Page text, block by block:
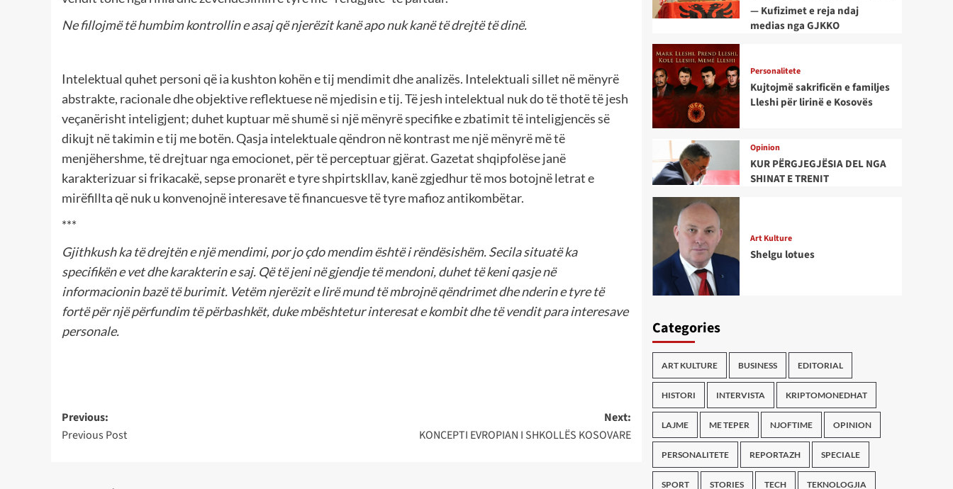
Ne fillojmë të humbim kontrollin e asaj që njerëzit kanë apo nuk kanë të drejtë të dinë.
Intelektual quhet personi që ia kushton kohën e tij mendimit dhe analizës. Intelektuali sillet në mënyrë
abstrakte, racionale dhe objektive reflektuese në mjedisin e tij. Të jesh intelektual nuk do të thotë të jesh
veçanërisht inteligjent; duhet kuptuar më shumë si një mënyrë specifike e zbatimit të inteligjencës së
dikujt në takimin e tij me botën. Qasja intelektuale qëndron në kontrast me një mënyrë më të
menjëhershme, të drejtuar nga emocionet, për të perceptuar gjërat. Gazetat shqipfolëse janë
karakterizuar si frikacakë, sepse pronarët e tyre shpirtskllav, kanë zgjedhur të mos botojnë letrat e
mirëfillta që nuk u konvenojnë interesave të financuesve të tyre mafioz antikombëtar.
***
Gjithkush ka të drejtën e një mendimi, por jo çdo mendim është i rëndësishëm. Secila situatë ka
specifikën e vet dhe karakterin e saj. Që të jeni në gjendje të mendoni, duhet të keni qasje në
informacionin bazë të burimit. Vetëm njerëzit e lirë mund të mbrojnë qëndrimet dhe nderin e tyre të
fortë për një përfundim të përbashkët, duke mbështetur interesat e kombit dhe të vendit para interesave
personale.
Post
navigation
Previous:
Previous Post
Next:
KONCEPTI EVROPIAN I SHKOLLËS KOSOVARE
— Kufizimet e reja ndaj
medias nga GJKKO
Personalitete
Kujtojmë sakrificën e familjes
Lleshi për lirinë e Kosovës
Opinion
KUR PËRGJEGJËSIA DEL NGA
SHINAT E TRENIT
Art Kulture
Shelgu lotues
Categories
ART KULTURE BUSINESS EDITORIAL
HISTORI INTERVISTA KRIPTOMONEDHAT
LAJME ME TEPER NJOFTIME OPINION
PERSONALITETE REPORTAZH SPECIALE
SPORT STORIES TECH TEKNOLOGJIA